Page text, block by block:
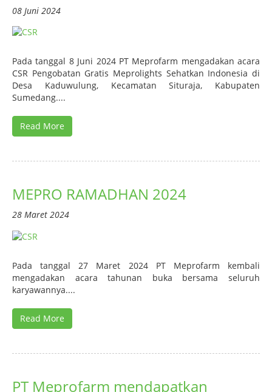
08 Juni 2024
Pada tanggal 8 Juni 2024 PT Meprofarm mengadakan acara
CSR Pengobatan Gratis Meprolights Sehatkan Indonesia di
Desa Kaduwulung, Kecamatan Situraja, Kabupaten
Sumedang....
Read More
MEPRO RAMADHAN 2024
28 Maret 2024
Pada tanggal 27 Maret 2024 PT Meprofarm kembali
mengadakan acara tahunan buka bersama seluruh
karyawannya....
Read More
PT Meprofarm mendapatkan